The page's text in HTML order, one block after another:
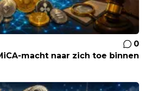
0
macht naar zich toe binnen